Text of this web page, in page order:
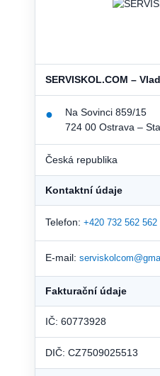
SERVISKOL.COM –
●
Na Sovinci 859/15
724 00 Ostrava –
Česká republika
Kontaktní údaje
Telefon: +420 732 562 562
E-mail:
Fakturační údaje
IČ: 60773928
DIČ: CZ7509025513